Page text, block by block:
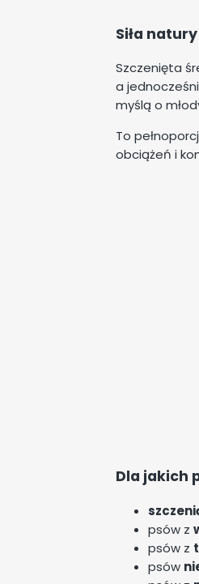
Siła
Szczenięta
a
myślą o
To
obciążeń i
Dla jakich
psów z
psów z
psów